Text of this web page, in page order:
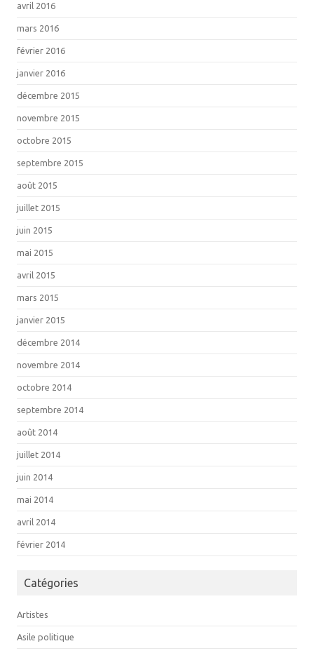
avril 2016
mars 2016
février 2016
janvier 2016
décembre 2015
novembre 2015
octobre 2015
septembre 2015
août 2015
juillet 2015
juin 2015
mai 2015
avril 2015
mars 2015
janvier 2015
décembre 2014
novembre 2014
octobre 2014
septembre 2014
août 2014
juillet 2014
juin 2014
mai 2014
avril 2014
février 2014
Catégories
Artistes
Asile politique